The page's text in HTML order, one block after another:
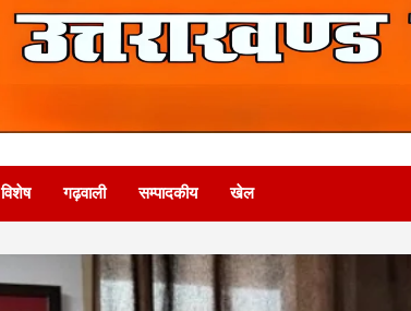
विशेष गढ़वाली सम्पादकीय खेल